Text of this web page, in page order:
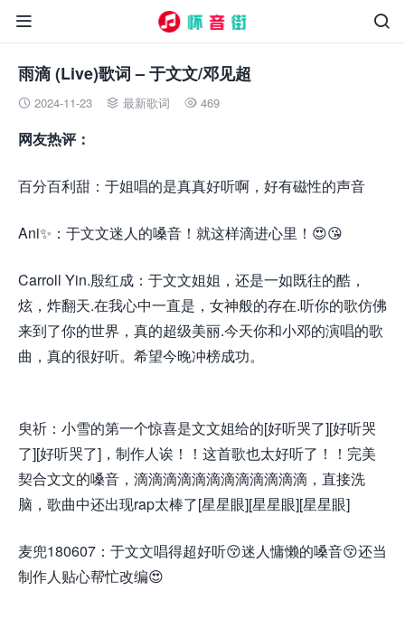


雨滴 (Live)歌词 – 于文文/邓见超
 2024-11-23  最新歌词  469
网友热评：
百分百利甜：于姐唱的是真真好听啊，好有磁性的声音
Ani✨：于文文迷人的嗓音！就这样滴进心里！😍😘
Carroll Yin.殷红成：于文文姐姐，还是一如既往的酷，
炫，炸翻天.在我心中一直是，女神般的存在.听你的歌仿佛
来到了你的世界，真的超级美丽.今天你和小邓的演唱的歌
曲，真的很好听。希望今晚冲榜成功。
臾祈：小雪的第一个惊喜是文文姐给的[好听哭了][好听哭
了][好听哭了]，制作人诶！！这首歌也太好听了！！完美
契合文文的嗓音，滴滴滴滴滴滴滴滴滴滴滴滴，直接洗
脑，歌曲中还出现rap太棒了[星星眼][星星眼][星星眼]
麦兜180607：于文文唱得超好听😚迷人慵懒的嗓音😚还当
制作人贴心帮忙改编😍